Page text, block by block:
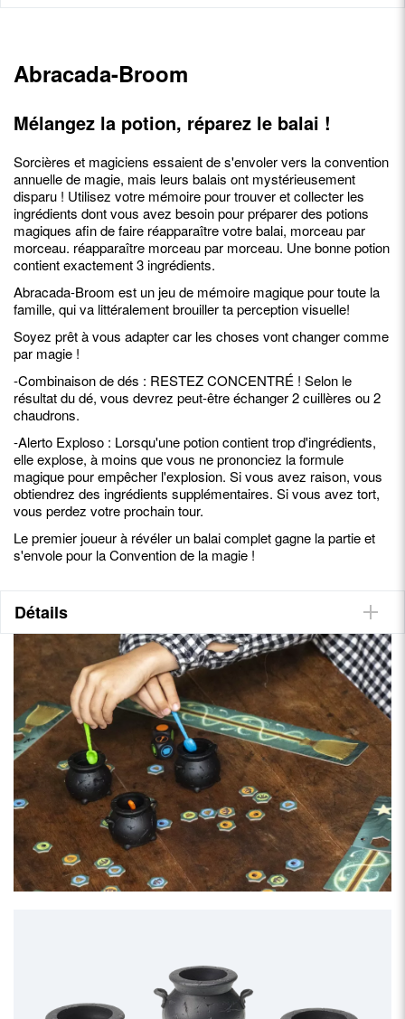
Abracada-Broom
Mélangez la potion, réparez le balai !
Sorcières et magiciens essaient de s'envoler vers la convention
annuelle de magie, mais leurs balais ont mystérieusement
disparu ! Utilisez votre mémoire pour trouver et collecter les
ingrédients dont vous avez besoin pour préparer des potions
magiques afin de faire réapparaître votre balai, morceau par
morceau. réapparaître morceau par morceau. Une bonne potion
contient exactement 3 ingrédients.
Abracada-Broom est un jeu de mémoire magique pour toute la
famille, qui va littéralement brouiller ta perception visuelle!
Soyez prêt à vous adapter car les choses vont changer comme
par magie !
-Combinaison de dés : RESTEZ CONCENTRÉ ! Selon le
résultat du dé, vous devrez peut-être échanger 2 cuillères ou 2
chaudrons.
-Alerto Exploso : Lorsqu'une potion contient trop d'ingrédients,
elle explose, à moins que vous ne prononciez la formule
magique pour empêcher l'explosion. Si vous avez raison, vous
obtiendrez des ingrédients supplémentaires. Si vous avez tort,
vous perdez votre prochain tour.
Le premier joueur à révéler un balai complet gagne la partie et
s'envole pour la Convention de la magie !
Détails